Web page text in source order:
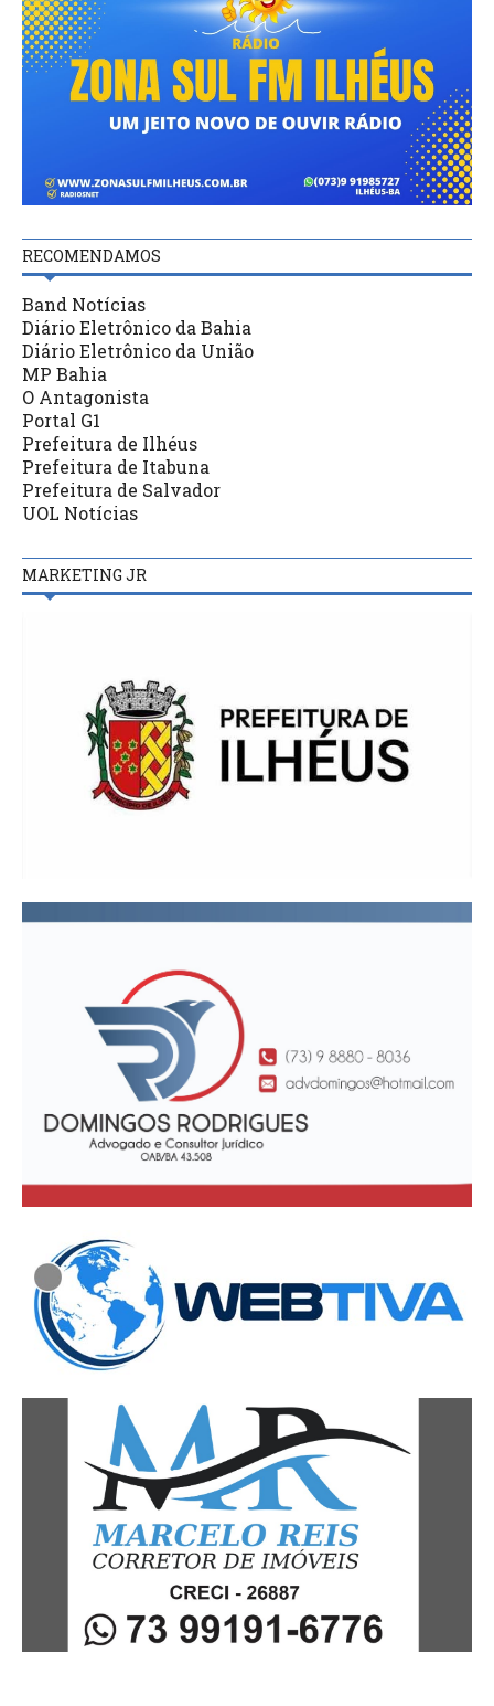
RECOMENDAMOS
Band Notícias
Diário Eletrônico da Bahia
Diário Eletrônico da União
MP Bahia
O Antagonista
Portal G1
Prefeitura de Ilhéus
Prefeitura de Itabuna
Prefeitura de Salvador
UOL Notícias
MARKETING JR